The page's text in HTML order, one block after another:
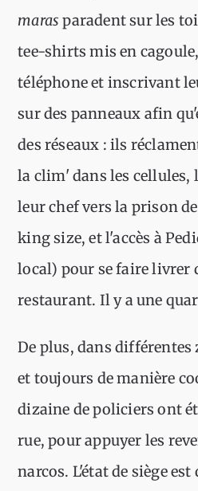
marasparadent sur les
tee-shirts mis en
téléphone et inscrivant
sur des panneaux afin
des réseaux : ils
la clim' dans les cellules,
leur chef vers la prison
king size, et l'accès à
local) pour se faire livrer
restaurant. Il y a une
De plus, dans différentes
et toujours de manière
dizaine de policiers ont
rue, pour appuyer les
narcos. L'état de siège